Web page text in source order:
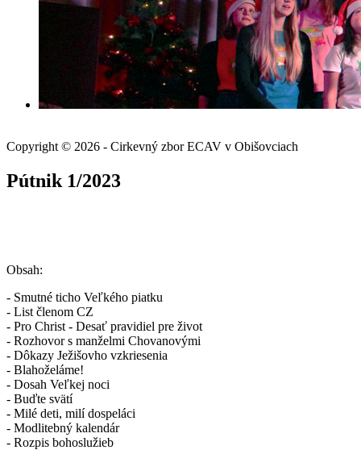
Copyright © 2026 - Cirkevný zbor ECAV v Obišovciach
Pútnik 1/2023
Obsah:
- Smutné ticho Veľkého piatku
- List členom CZ
- Pro Christ - Desať pravidiel pre život
- Rozhovor s manželmi Chovanovými
- Dôkazy Ježišovho vzkriesenia
- Blahoželáme!
- Dosah Veľkej noci
- Buďte svätí
- Milé deti, milí dospeláci
- Modlitebný kalendár
- Rozpis bohoslužieb